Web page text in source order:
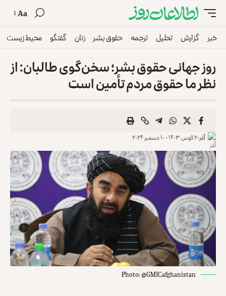
Aa
خبر گزارش تحلیل ترجمه حقوق بشر زنان گفتگو محیط زیست
روز جهانی حقوق بشر؛ سخن‌گوی طالبان: از
نظر ما حقوق مردم تأمین است
آذر۲۰ قوس ۱۴۰۳ - ۱۰ دسمبر ۲۰۲۴
Photo: @GMICafghanistan